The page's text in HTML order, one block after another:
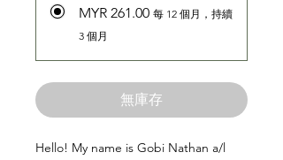
MYR 261.00 每 12 個月，持續
3 個月
無庫存
Hello! My name is Gobi Nathan a/l